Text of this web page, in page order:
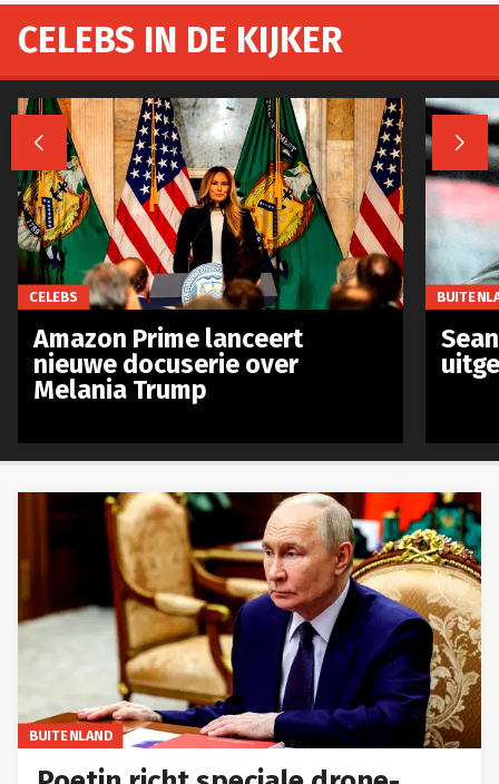
BUITENLAND
CELEBS IN DE KIJKER
 
CELEBS
Amazon Prime lanceert
nieuwe docuserie over
Melania Trump